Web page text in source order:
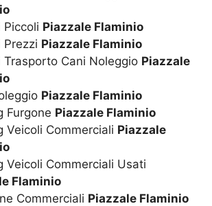
Piccoli Piazzale Flaminio
Prezzi Piazzale Flaminio
Trasporto Cani Noleggio Piazzale
Piazzale Flaminio
Furgone Piazzale Flaminio
Veicoli Commerciali Piazzale
Veicoli Commerciali Usati
Flaminio
Commerciali Piazzale Flaminio